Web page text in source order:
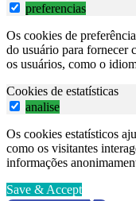
preferencias
Os cookies de
do usuário para fornecer
os usuários, como o
Cookies de estatísticas
analise
Os cookies estatísticos
como os visitantes
informações
Save & Accept